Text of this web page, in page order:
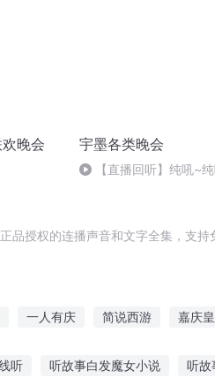
晚会 宇墨各类晚会
【直播回听】纯吼~
授权的连播声音和文字全集，支持
一人有庆 简说西游 嘉庆
听 听故事白发魔女小说 听故